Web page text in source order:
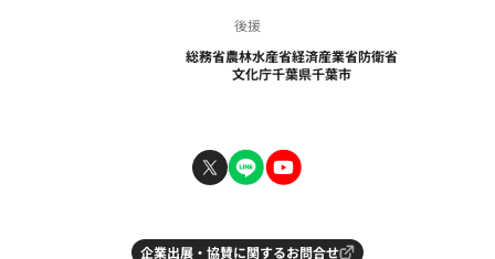
後援
総務省農林水産省経済産業省防衛省
文化庁千葉県千葉市
企業出展・協賛に関するお問合せ